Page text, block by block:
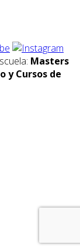
Masters
y Cursos de